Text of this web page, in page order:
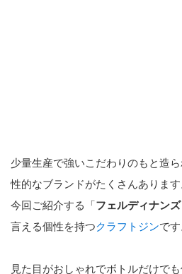
少量生産で強いこだわりのもと造
性的なブランドがたくさんあります
今回ご紹介する「フェルディナン
言える個性を持つクラフトジンです
見た目がおしゃれでボトルだけで